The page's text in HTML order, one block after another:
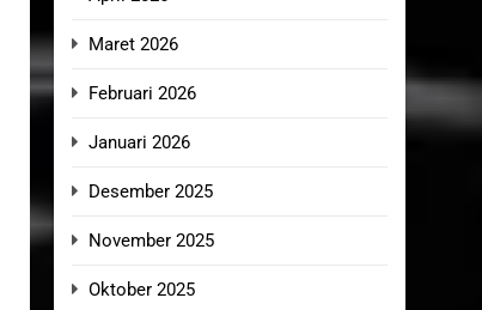
Maret 2026
Februari 2026
Januari 2026
Desember 2025
November 2025
Oktober 2025